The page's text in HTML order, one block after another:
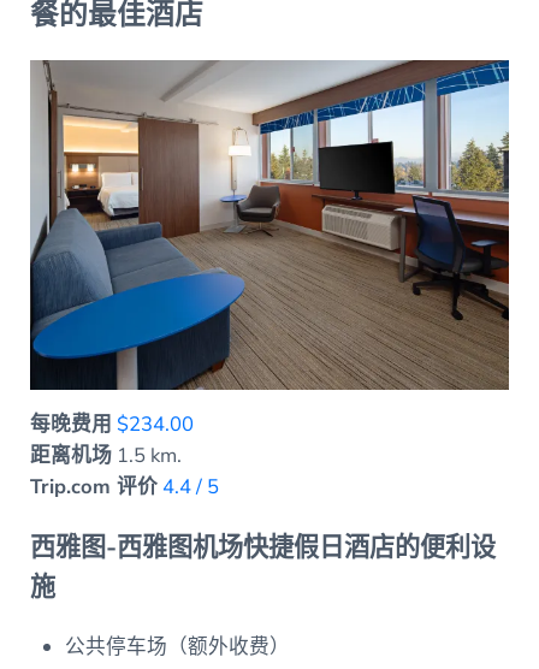
餐的最佳酒店
每晚费用 $234.00
距离机场1.5 km.
Trip.com 评价 4.4 / 5
西雅图-西雅图机场快捷假日酒店的便利设
施
公共停车场（额外收费）